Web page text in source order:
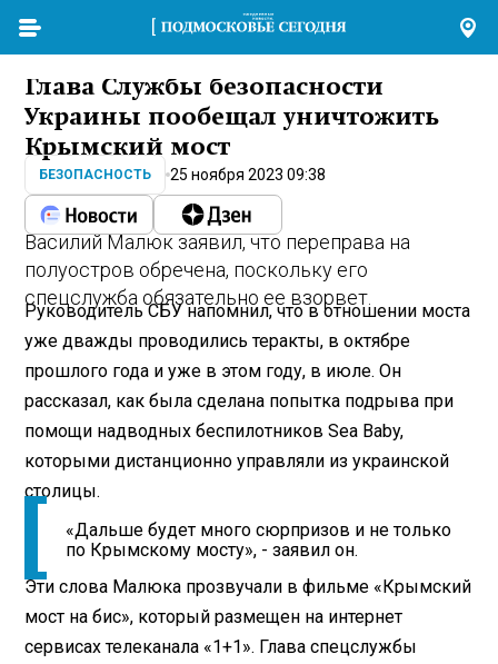
Глава Службы безопасности
Украины пообещал уничтожить
Крымский мост
БЕЗОПАСНОСТЬ 25 ноября 2023 09:38
Василий Малюк заявил, что переправа на
полуостров обречена, поскольку его
спецслужба обязательно ее взорвет.
Руководитель СБУ напомнил, что в отношении моста
уже дважды проводились теракты, в октябре
прошлого года и уже в этом году, в июле. Он
рассказал, как была сделана попытка подрыва при
помощи надводных беспилотников Sea Baby,
которыми дистанционно управляли из украинской
столицы.
«Дальше будет много сюрпризов и не только
по Крымскому мосту», - заявил он.
Эти слова Малюка прозвучали в фильме «Крымский
мост на бис», который размещен на интернет
сервисах телеканала «1+1». Глава спецслужбы